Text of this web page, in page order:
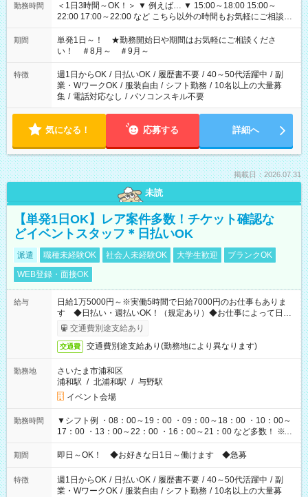
勤務時間
＜1日3時間～OK！＞ ▼ 例えば… ▼ 15:00～18:00 15:00～
22:00 17:00～22:00 など こちら以外の時間もお気軽にご相談く
ださい！
期間
単発1日～！ ★勤務開始日や期間はお気軽にご相談くださ
い！ ＃8月～ ＃9月～
特徴 週1日からOK / 日払いOK / 履歴書不要 / 40～50代活躍中 / 副
業・WワークOK / 服装自由 / シフト勤務 / 10名以上の大量募
集 / 電話対応なし / パソコンスキル不要
気になる！ 応募する 詳細へ
掲載日：2026.07.31
未読
【単発1日OK】レア案件多数！チケット確認な
どイベントスタッフ＊日払いOK
派遣 職種未経験OK 社会人未経験OK 大学生歓迎
ブランクOK
WEB登録・面接OK
給与
日給1万5000円～※実働5時間で日給7000円のお仕事もありま
す ◆日払い・週払いOK！（規定あり）◆お仕事によって日給
も異なります
交通費別途支給あり
交通費 交通費別途支給あり(勤務地により異なります)
勤務地
さいたま市浦和区
浦和駅 / 北浦和駅 / 与野駅
イベント会場
勤務時間
▼シフト例 ・08：00～19：00 ・09：00～18：00 ・10：00～
17：00 ・13：00～22：00 ・16：00～21：00 など多数！ ※お
仕事により勤務時間が異なります
期間 即日～OK！ ◆お好きな日1日～働けます ◆急募
特徴 週1日からOK / 日払いOK / 履歴書不要 / 40～50代活躍中 / 副
業・WワークOK / 服装自由 / シフト勤務 / 10名以上の大量募